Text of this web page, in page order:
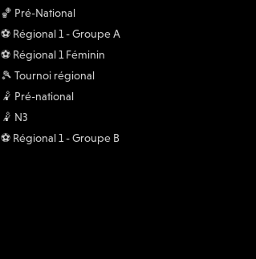
🏀 LF2
🏀 Pré-National
⚽️ Régional 1 - Groupe A
⚽️ Régional 1 Féminin
🎾 Tournoi régional
🤾 Pré-national
🤾 N3